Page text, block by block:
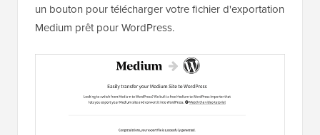
un bouton pour télécharger votre fichier d'exportation
Medium prêt pour WordPress.